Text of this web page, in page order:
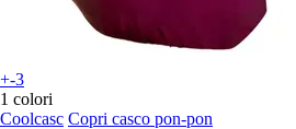
+-3
1 colori
Coolcasc Copri casco pon-pon